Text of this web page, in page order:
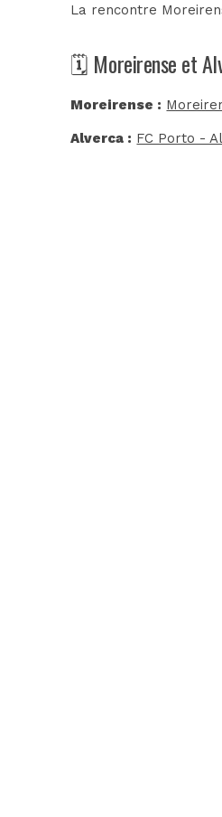
La rencontre
🗓️ Moreirense et
Moreirense :
Alverca : FC Porto -